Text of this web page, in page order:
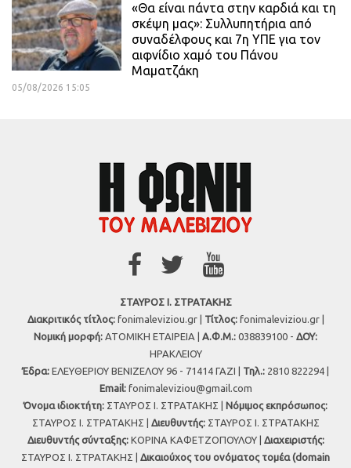
«Θα είναι πάντα στην καρδιά και τη
σκέψη μας»: Συλλυπητήρια από
συναδέλφους και 7η ΥΠΕ για τον
αιφνίδιο χαμό του Πάνου
Μαματζάκη
05/08/2026 15:05
ΣΤΑΥΡΟΣ Ι. ΣΤΡΑΤΑΚΗΣ
Διακριτικός τίτλος:fonimaleviziou.gr | Τίτλος:fonimaleviziou.gr |
Νομική μορφή: ΑΤΟΜΙΚΗ ΕΤΑΙΡΕΙΑ | Α.Φ.Μ.: 038839100 - ΔΟΥ:
ΗΡΑΚΛΕΙΟΥ
Έδρα: ΕΛΕΥΘΕΡΙΟΥ ΒΕΝΙΖΕΛΟΥ 96 - 71414 ΓΑΖΙ | Τηλ.: 2810 822294 |
Εmail: fonimaleviziou@gmail.com
Όνομα ιδιοκτήτη: ΣΤΑΥΡΟΣ Ι. ΣΤΡΑΤΑΚΗΣ | Νόμιμος εκπρόσωπος:
ΣΤΑΥΡΟΣ Ι. ΣΤΡΑΤΑΚΗΣ | Διευθυντής:ΣΤΑΥΡΟΣ Ι. ΣΤΡΑΤΑΚΗΣ
Διευθυντής σύνταξης:ΚΟΡΙΝΑ ΚΑΦΕΤΖΟΠΟΥΛΟΥ | Διαχειριστής:
ΣΤΑΥΡΟΣ Ι. ΣΤΡΑΤΑΚΗΣ | Δικαιούχος του ονόματος τομέα (domain